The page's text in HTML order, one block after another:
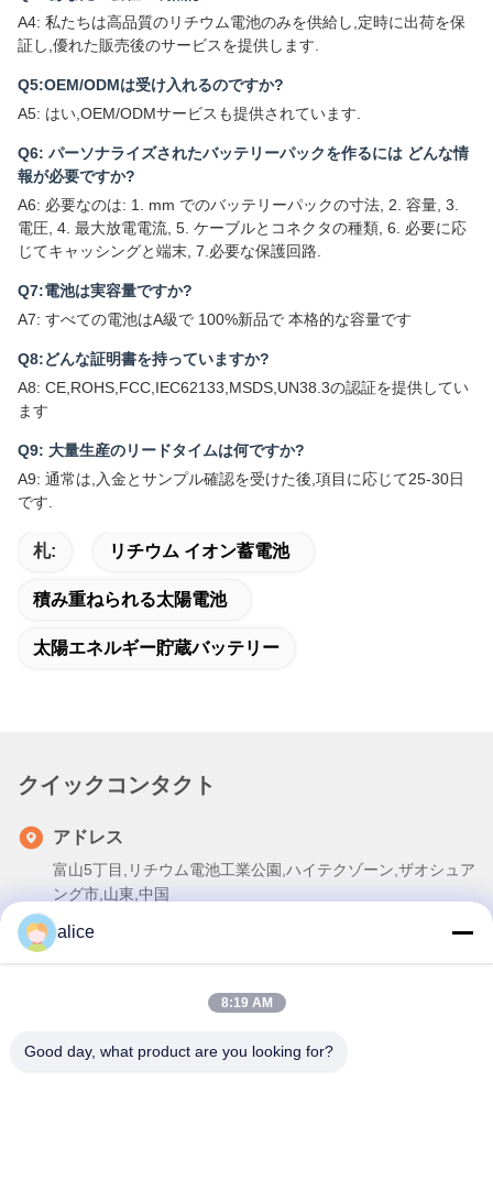
A4: 私たちは高品質のリチウム電池のみを供給し,定時に出荷を保
証し,優れた販売後のサービスを提供します.
Q5:OEM/ODMは受け入れるのですか?
A5: はい,OEM/ODMサービスも提供されています.
Q6: パーソナライズされたバッテリーパックを作るには どんな情
報が必要ですか?
A6: 必要なのは: 1. mm でのバッテリーパックの寸法, 2. 容量, 3.
電圧, 4. 最大放電電流, 5. ケーブルとコネクタの種類, 6. 必要に応
じてキャッシングと端末, 7.必要な保護回路.
Q7:電池は実容量ですか?
A7: すべての電池はA級で 100%新品で 本格的な容量です
Q8:どんな証明書を持っていますか?
A8: CE,ROHS,FCC,IEC62133,MSDS,UN38.3の認証を提供してい
ます
Q9: 大量生産のリードタイムは何ですか?
A9: 通常は,入金とサンプル確認を受けた後,項目に応じて25-30日
です.
札: リチウム イオン蓄電池
積み重ねられる太陽電池
太陽エネルギー貯蔵バッテリー
クイックコンタクト
アドレス
富山5丁目,リチウム電池工業公園,ハイテクゾーン,ザオシュア
ング市,山東,中国
テレ
86-632-8059888
alice
8:19 AM
Good day, what product are you looking for?